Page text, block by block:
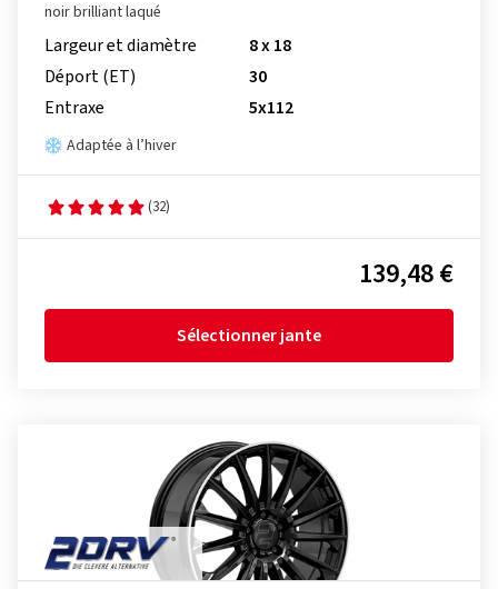
noir brilliant laqué
Largeur et diamètre
8 x 18
Déport (ET)
30
Entraxe
5x112
Adaptée à l’hiver
(32)
139,48 €
Sélectionner jante